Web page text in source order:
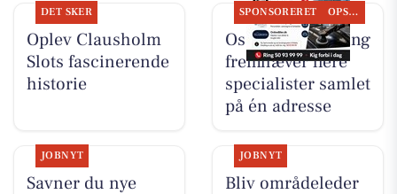
DET SKER
Oplev Clausholm
Slots fascinerende
historie
SPONSORERET OPSLAGSTAVLEN
Oscar Biludlejning
fremhæver flere
specialister samlet
på én adresse
JOBNYT
Savner du nye
JOBNYT
Bliv områdeleder